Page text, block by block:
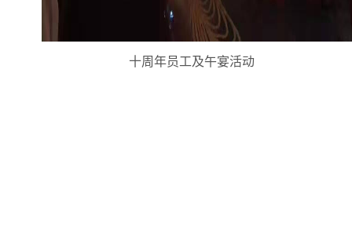
十周年员工及午宴活动